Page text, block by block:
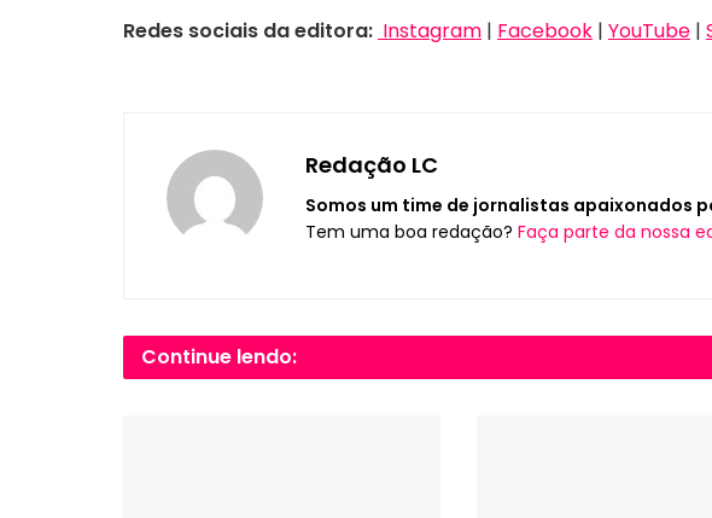
Redes sociais da editora: Instagram | Facebook | YouTube |
Redação LC
Somos um time de jornalistas apaixonados
Tem uma boa redação? Faça parte da nossa
Continue lendo: